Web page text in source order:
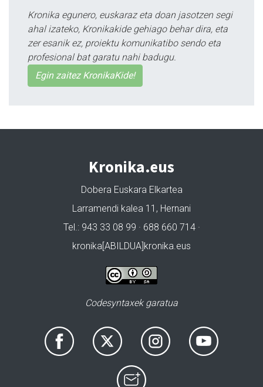
Kronika egunero, euskaraz eta doan jasotzen segi
ahal izateko, Kronikakide gehiago behar dira, eta
zer esanik ez, proiektu komunikatibo sendo eta
profesional bat garatu nahi badugu.
Egin zaitez KronikaKide!
Kronika.eus
Dobera Euskara Elkartea
Larramendi kalea 11, Hernani
Tel.: 943 33 08 99 · 688 660 714 ·
kronika[ABILDUA]kronika.eus
Codesyntaxek garatua